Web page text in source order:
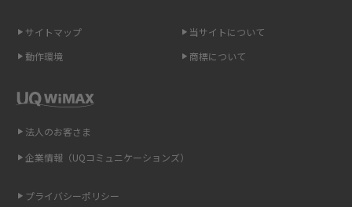
介
ポケット型Wi-Fi（モバイルWi-Fi）とは？おススメする方の特徴や選び方を
点も解説
サイトマップ
当サイトについて
動作環境
商標について
法人のお客さま
企業情報（UQコミュニケーションズ）
プライバシーポリシー